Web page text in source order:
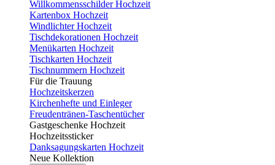
Willkommensschilder Hochzeit
Kartenbox Hochzeit
Windlichter Hochzeit
Tischdekorationen Hochzeit
Menükarten Hochzeit
Tischkarten Hochzeit
Tischnummern Hochzeit
Für die Trauung
Hochzeitskerzen
Kirchenhefte und Einleger
Freudentränen-Taschentücher
Gastgeschenke Hochzeit
Hochzeitssticker
Danksagungskarten Hochzeit
Neue Kollektion